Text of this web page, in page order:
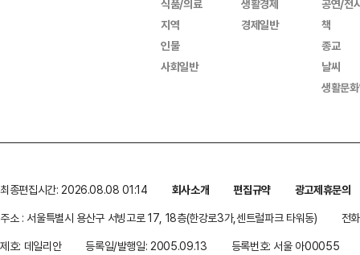
식품/의료
지역
인물
사회일반
생활경제
경제일반
공연/전
책
종교
날씨
생활문
최종편집시간: 2026.08.08 01:14 회사소개 편집규약
광고제휴문의
주소 : 서울특별시 용산구 서빙고로 17, 18층(한강로3가,센트럴파크 타워동)
전
제호: 데일리안
등록일/발행일: 2005.09.13 등록번호: 서울 아00055